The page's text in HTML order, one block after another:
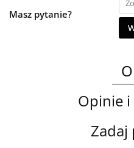
Masz pytanie?
Opinie i
Zadaj